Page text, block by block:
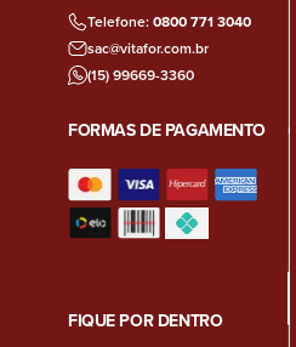
Telefone:0800 771 3040
sac@vitafor.com.br
(15) 99669-3360
FORMAS DE PAGAMENTO
FIQUE POR DENTRO